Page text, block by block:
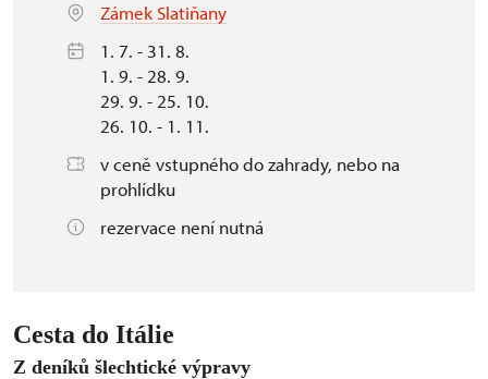
Zámek Slatiňany
1. 7. - 31. 8.
1. 9. - 28. 9.
29. 9. - 25. 10.
26. 10. - 1. 11.
v ceně vstupného do zahrady, nebo na
prohlídku
rezervace není nutná
Cesta do Itálie
Z deníků šlechtické výpravy